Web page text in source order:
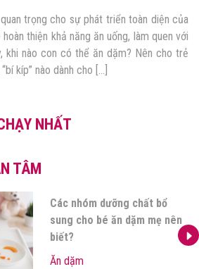
trọng cho sự phát triển toàn diện của
thiện khả năng ăn uống, làm quen với
khi nào con có thể ăn dặm? Nên cho trẻ
kíp” nào dành cho […]
NHẤT
TÂM
Các nhóm dưỡng chất bổ
sung cho bé ăn dặm mẹ nên
biết?
Ăn dặm